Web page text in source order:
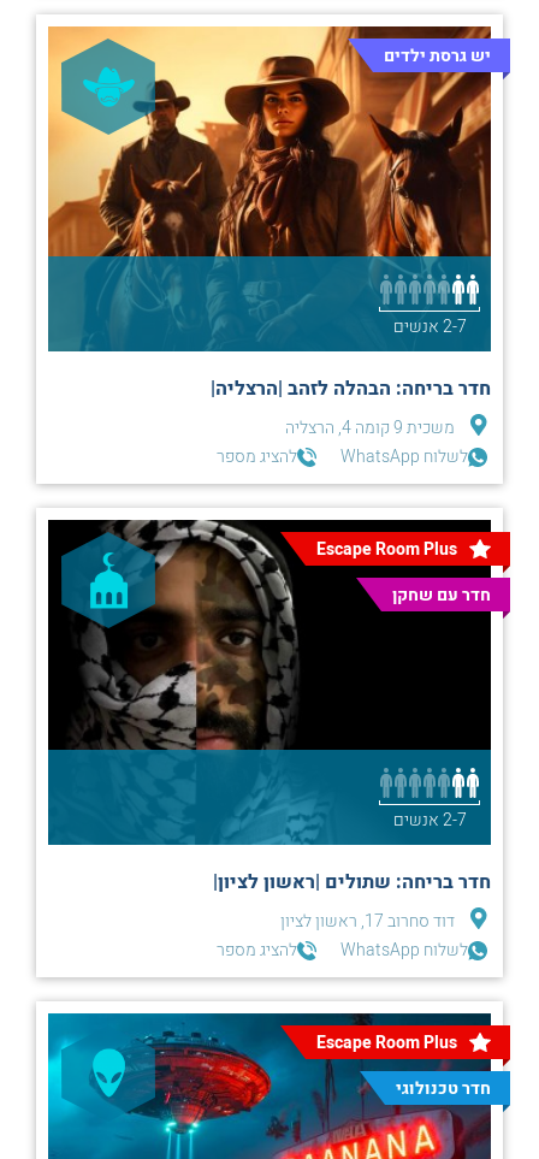
יש גרסת ילדים
2-7 אנשים
חדר בריחה: הבהלה לזהב |הרצליה|
משכית 9 קומה 4, הרצליה
לשלוח WhatsApp
להציג מספר
Escape Room Plus
חדר עם שחקן
2-7 אנשים
חדר בריחה: שתולים |ראשון לציון|
דוד סחרוב 17, ראשון לציון
לשלוח WhatsApp
להציג מספר
Escape Room Plus
חדר טכנולוגי